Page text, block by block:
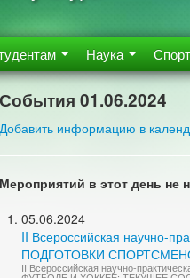
Наука
События 01.06.2024
Добавить информацию в
Мероприятий в этот день не
05.06.2024
II Всероссийская научно-
ПОДГОТОВКИ
II Всероссийская научно-